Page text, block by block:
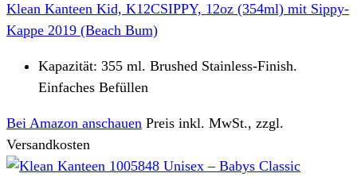
Klean Kanteen Kid, K12CSIPPY, 12oz (354ml) mit Sippy-
Kappe 2019 (Beach Bum)
Kapazität: 355 ml. Brushed Stainless-Finish.
Einfaches Befüllen
Bei Amazon anschauen Preis inkl. MwSt., zzgl.
Versandkosten